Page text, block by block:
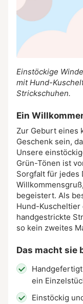
Einstöckige
mit Hund-
Strickschuhen.
Ein
Zur Geburt eines
Geschenk sein,
Unsere
Grün-Tönen ist
Sorgfalt für
begeistert. Als
Hund-
handgestrickte
so kein zweites
Das macht sie
ein
Einstöckig